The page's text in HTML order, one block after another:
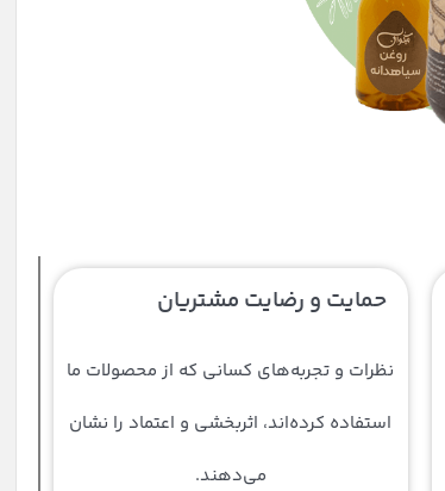
حمایت و رضایت مشتریان
نظرات و تجربه‌های کسانی که از محصولات ما
استفاده کرده‌اند، اثربخشی و اعتماد را نشان
می‌دهند.